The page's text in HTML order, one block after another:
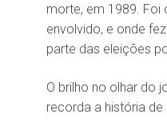
morte, em 1989. Foi
envolvido, e onde
parte das eleições
O brilho no olhar do
recorda a história